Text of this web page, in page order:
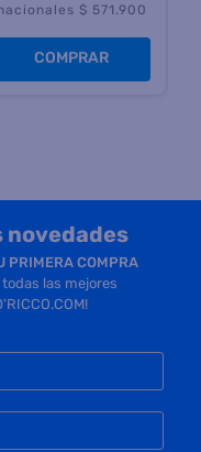
$ 571.900
COMPRAR
novedades
PRIMERA COMPRA
las mejores